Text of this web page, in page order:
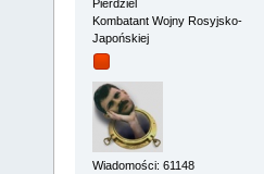
Pierdziel
Kombatant Wojny Rosyjsko-
Japońskiej
Wiadomości: 61148